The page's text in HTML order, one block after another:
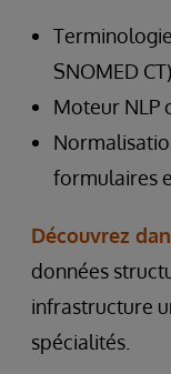
SNOMED CT)
Moteur NLP
formulaires
Découvrez
données
infrastructure
spécialités.